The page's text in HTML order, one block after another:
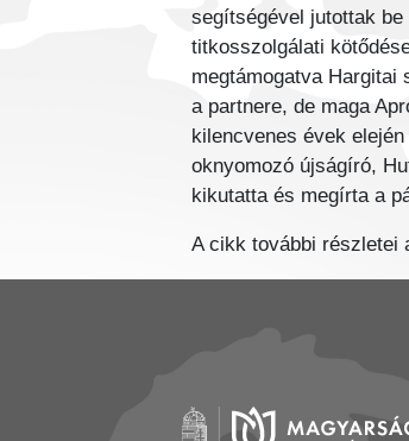
segítségével jutottak
titkosszolgálati
megtámogatva Hargitai
a partnere, de maga
kilencvenes évek
oknyomozó újságíró,
kikutatta és megírta a
A cikk további részletei